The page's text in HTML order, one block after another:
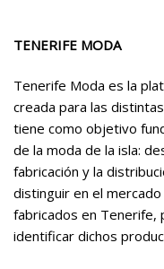
TENERIFE MODA
Tenerife Moda es la
creada para las
tiene como objetivo
de la moda de la isla:
fabricación y la
distinguir en el
fabricados en Tenerife,
identificar dichos